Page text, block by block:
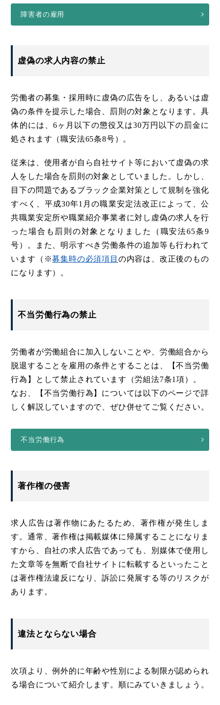
障害者の雇用
虚偽の求人内容の禁止
労働者の募集・採用時に虚偽の広告をし、あるいは虚
偽の条件を提示した場合、罰則の対象となります。具
体的には、6ヶ月以下の懲役又は30万円以下の罰金に
処されます（職安法65条8号）。
従来は、使用者が自ら自社サイト等において虚偽の求
人をした場合を罰則の対象としていました。しかし、
目下の問題であるブラック企業対策として規制を強化
すべく、平成30年1月の職業安定法改正によって、公
共職業安定所や職業紹介事業者に対し虚偽の求人を行
った場合も罰則の対象となりました（職安法65条9
号）。また、明示すべき労働条件の追加等も行われて
います（※募集時の必須項目 の内容は、改正後のもの
になります）。
不当労働行為の禁止
労働者が労働組合に加入しないことや、労働組合から
脱退することを雇用の条件とすることは、【不当労働
行為】として禁止されています（労組法7条1項）。
なお、【不当労働行為】については以下のページで詳
しく解説していますので、ぜひ併せてご覧ください。
不当労働行為
著作権の侵害
求人広告は著作物にあたるため、著作権が発生しま
す。通常、著作権は掲載媒体に帰属することになりま
すから、自社の求人広告であっても、別媒体で使用し
た文章等を無断で自社サイトに転載するといったこと
は著作権法違反になり、訴訟に発展する等のリスクが
あります。
違法とならない場合
次項より、例外的に年齢や性別による制限が認められ
る場合について紹介します。順にみていきましょう。